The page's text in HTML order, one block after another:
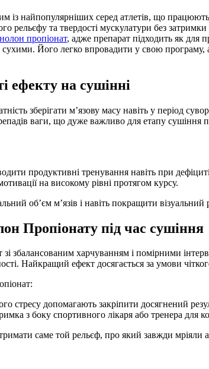
найпопулярніших серед атлетів, що
рельєфу та твердості мускулатури без
пропіонат, адже препарат підходить як для
Його легко впровадити у свою програму, а
ефекту на сушінні
зберігати м’язову масу навіть у період
ваги, що дуже важливо для етапу
продуктивні тренування навіть при
на високому рівні протягом курсу.
об’єм м’язів і навіть покращити візуальний
Пропіонату під час сушіння
збалансованим харчуванням і помірними
Найкращий ефект досягається за умови
стресу допомагають закріпити досягнений
з боку спортивного лікаря або тренера для
саме той рельєф, про який завжди мріяли